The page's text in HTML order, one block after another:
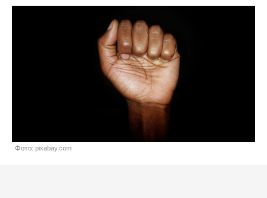
Фото: pixabay.com